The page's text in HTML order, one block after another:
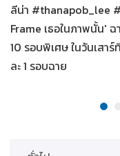
ลีน่า #thanapob_lee
Frame เธอในภาพนั้น'
10 รอบพิเศษ ในวันเสา
ละ 1 รอบฉาย